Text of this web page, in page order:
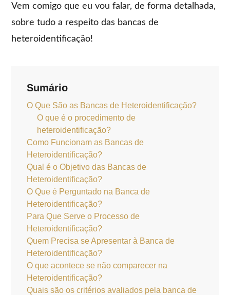
Vem comigo que eu vou falar, de forma detalhada,
sobre tudo a respeito das bancas de
heteroidentificação!
Sumário
O Que São as Bancas de Heteroidentificação?
O que é o procedimento de
heteroidentificação?
Como Funcionam as Bancas de
Heteroidentificação?
Qual é o Objetivo das Bancas de
Heteroidentificação?
O Que é Perguntado na Banca de
Heteroidentificação?
Para Que Serve o Processo de
Heteroidentificação?
Quem Precisa se Apresentar à Banca de
Heteroidentificação?
O que acontece se não comparecer na
Heteroidentificação?
Quais são os critérios avaliados pela banca de